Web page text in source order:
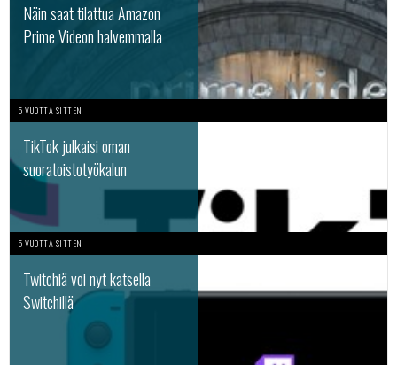
Näin saat tilattua Amazon
Prime Videon halvemmalla
5 VUOTTA SITTEN
TikTok julkaisi oman
suoratoistotyökalun
5 VUOTTA SITTEN
Twitchiä voi nyt katsella
Switchillä